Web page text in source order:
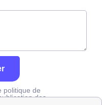
politique de
des